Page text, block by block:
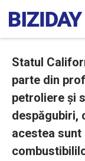
Statul
parte din
petroliere și
despăgubiri,
acestea